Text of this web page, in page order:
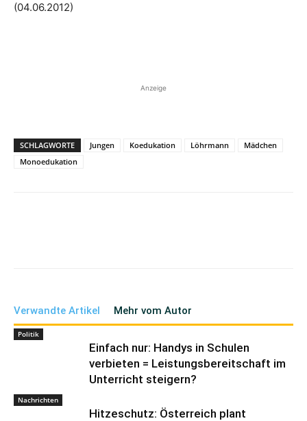
(04.06.2012)
Anzeige
SCHLAGWORTE Jungen Koedukation Löhrmann
Mädchen
Monoedukation
Verwandte Artikel Mehr vom Autor
Politik
Einfach nur: Handys in Schulen
verbieten = Leistungsbereitschaft im
Unterricht steigern?
Nachrichten
Hitzeschutz: Österreich plant